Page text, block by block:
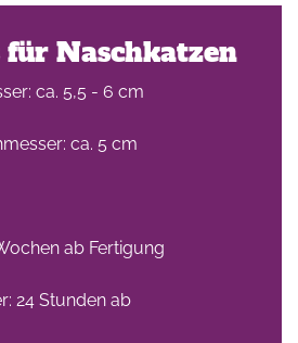
Naschkatzen
ca. 5,5 - 6 cm
ca. 5 cm
ab Fertigung
24 Stunden ab